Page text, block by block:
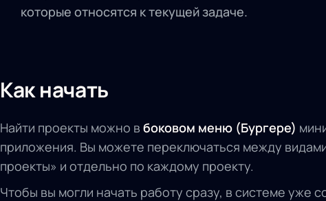
которые относятся к текущей задаче.
Как начать
Найти проекты можно в боковом меню (Бургере)
приложения. Вы можете переключаться между
проекты» и отдельно по каждому проекту.
Чтобы вы могли начать работу сразу, в системе уже